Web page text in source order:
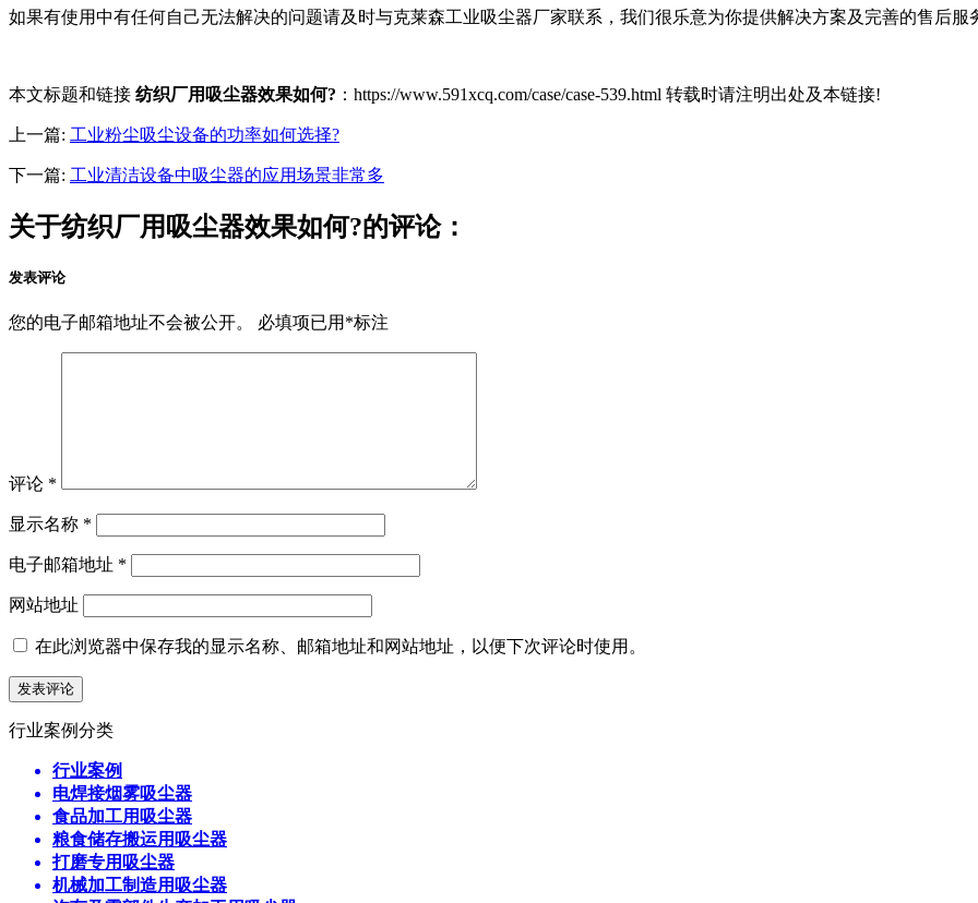
如果有使用中有任何自己无法解决的问题请及时与克莱森工业吸尘器厂家联系，我们很乐意为你提供解决方案及完善的售后服
本文标题和链接 纺织厂用吸尘器效果如何? ：https://www.591xcq.com/case/case-539.html 转载时请注明出处及本链接!
上一篇: 工业粉尘吸尘设备的功率如何选择?
下一篇: 工业清洁设备中吸尘器的应用场景非常多
关于纺织厂用吸尘器效果如何?的评论：
发表评论
您的电子邮箱地址不会被公开。 必填项已用 *标注
评论 *
显示名称 *
电子邮箱地址 *
网站地址
在此浏览器中保存我的显示名称、邮箱地址和网站地址，以便下次评论时使用。
行业案例分类
行业案例
电焊接烟雾吸尘器
食品加工用吸尘器
粮食储存搬运用吸尘器
打磨专用吸尘器
机械加工制造用吸尘器